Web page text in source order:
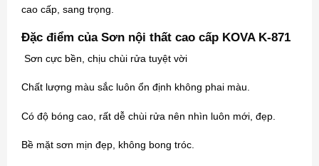
cao cấp, sang trọng.
Đặc điểm của Sơn nội thất cao cấp KOVA K-871
Sơn cực bền, chịu chùi rửa tuyệt vời
Chất lượng màu sắc luôn ổn định không phai màu.
Có độ bóng cao, rất dễ chùi rửa nên nhìn luôn mới, đẹp.
Bề mặt sơn mịn đẹp, không bong tróc.